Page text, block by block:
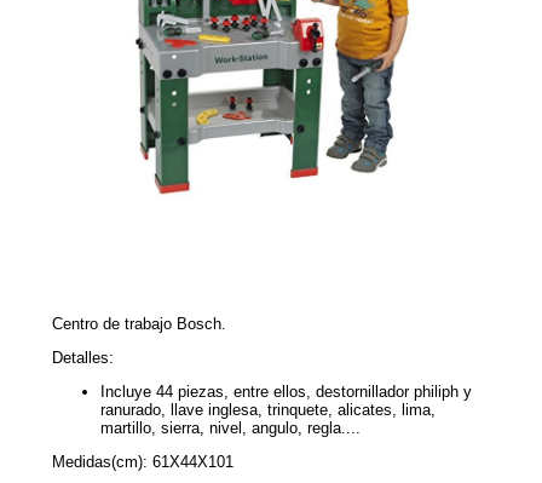
Centro de trabajo Bosch.
Detalles:
Incluye 44 piezas, entre ellos, destornillador philiph y
ranurado, llave inglesa, trinquete, alicates, lima,
martillo, sierra, nivel, angulo, regla....
Medidas(cm): 61X44X101